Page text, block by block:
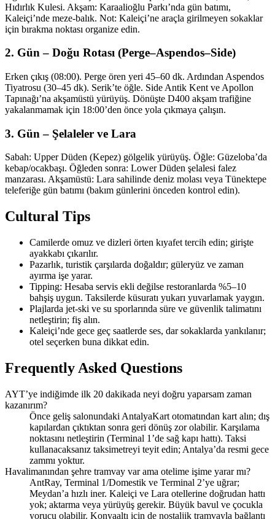
Hıdırlık Kulesi. Akşam: Karaalioğlu Parkı’nda gün batımı,
Kaleiçi’nde meze-balık. Not: Kaleiçi’ne araçla girilmeyen sokaklar
için bırakma noktası organize edin.
2. Gün – Doğu Rotası (Perge–Aspendos–Side)
Erken çıkış (08:00). Perge ören yeri 45–60 dk. Ardından Aspendos
Tiyatrosu (30–45 dk). Serik’te öğle. Side Antik Kent ve Apollon
Tapınağı’na akşamüstü yürüyüş. Dönüşte D400 akşam trafiğine
yakalanmamak için 18:00’den önce yola çıkmaya çalışın.
3. Gün – Şelaleler ve Lara
Sabah: Upper Düden (Kepez) gölgelik yürüyüş. Öğle: Güzeloba’da
kebap/ocakbaşı. Öğleden sonra: Lower Düden şelalesi falez
manzarası. Akşamüstü: Lara sahilinde deniz molası veya Tünektepe
teleferiğe gün batımı (bakım günlerini önceden kontrol edin).
Cultural Tips
Camilerde omuz ve dizleri örten kıyafet tercih edin; girişte
ayakkabı çıkarılır.
Pazarlık, turistik çarşılarda doğaldır; güleryüz ve zaman
ayırma işe yarar.
Tipping: Hesaba servis ekli değilse restoranlarda %5–10
bahşiş uygun. Taksilerde küsuratı yukarı yuvarlamak yaygın.
Plajlarda jet-ski ve su sporlarında süre ve güvenlik talimatını
netleştirin; fiş alın.
Kaleiçi’nde gece geç saatlerde ses, dar sokaklarda yankılanır;
otel seçerken buna dikkat edin.
Frequently Asked Questions
AYT’ye indiğimde ilk 20 dakikada neyi doğru yaparsam zaman
kazanırım?
Önce geliş salonundaki AntalyaKart otomatından kart alın; dış
kapılardan çıktıktan sonra geri dönüş zor olabilir. Karşılama
noktasını netleştirin (Terminal 1’de sağ kapı hattı). Taksi
kullanacaksanız taksimetreyi teyit edin; Antalya’da resmi gece
zammı yoktur.
Havalimanından şehre tramvay var ama otelime işime yarar mı?
AntRay, Terminal 1/Domestik ve Terminal 2’ye uğrar;
Meydan’a hızlı iner. Kaleiçi ve Lara otellerine doğrudan hattı
yok; aktarma veya yürüyüş gerekir. Büyük bavul ve çocukla
yorucu olabilir. Konyaaltı için de nostaljik tramvayla bağlantı